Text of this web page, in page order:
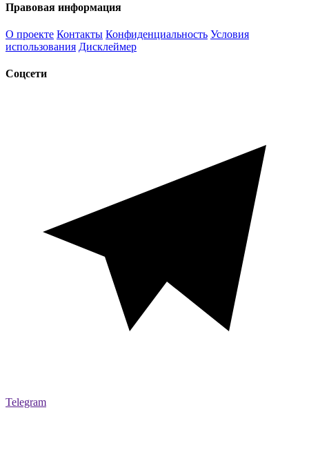
Правовая информация
О проекте Контакты Конфиденциальность Условия
использования Дисклеймер
Соцсети
Telegram